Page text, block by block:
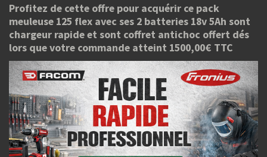
Profitez de cette offre pour acquérir ce pack
meuleuse 125 flex avec ses 2 batteries 18v 5Ah sont
chargeur rapide et sont coffret antichoc offert dés
lors que votre commande atteint 1500,00€ TTC